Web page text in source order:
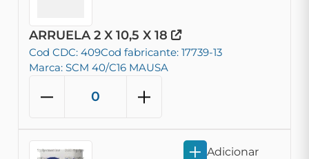
ARRUELA 2 X 10,5 X 18
Cod CDC: 409Cod fabricante: 17739-13
Marca: SCM 40/C16 MAUSA
Adicionar